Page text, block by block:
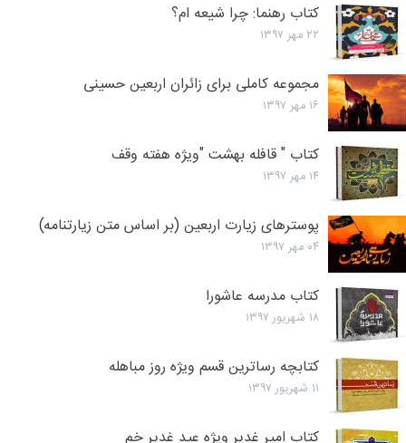
كتاب رهنما: چرا شیعه ام؟
۲۲ مهر ۱۳۹۷
مجموعه کاملی برای زائران اربعین حسینی
۱۶ مهر ۱۳۹۷
کتاب " قافله بهشت "ویژه هفته وقف
۱۴ مهر ۱۳۹۷
پوسترهای زیارت اربعین (بر اساس متن زیارتنامه)
۰۴ مهر ۱۳۹۷
کتاب مدرسه عاشورا
۱۸ شهریور ۱۳۹۷
کتابچه رساترین قسم ویژه روز مباهله
۱۱ شهریور ۱۳۹۷
کتاب امیر غدیر ویژه عید غدیر خم